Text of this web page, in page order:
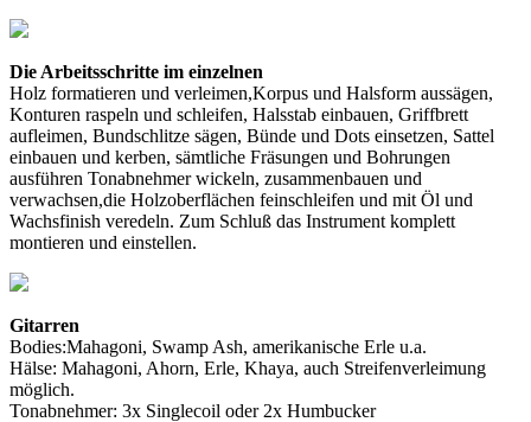
Die Arbeitsschritte im einzelnen
Holz formatieren und verleimen,Korpus und Halsform aussägen,
Konturen raspeln und schleifen, Halsstab einbauen, Griffbrett
aufleimen, Bundschlitze sägen, Bünde und Dots einsetzen, Sattel
einbauen und kerben, sämtliche Fräsungen und Bohrungen
ausführen Tonabnehmer wickeln, zusammenbauen und
verwachsen,die Holzoberflächen feinschleifen und mit Öl und
Wachsfinish veredeln. Zum Schluß das Instrument komplett
montieren und einstellen.
Gitarren
Bodies:Mahagoni, Swamp Ash, amerikanische Erle u.a.
Hälse: Mahagoni, Ahorn, Erle, Khaya, auch Streifenverleimung
möglich.
Tonabnehmer: 3x Singlecoil oder 2x Humbucker